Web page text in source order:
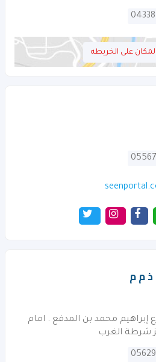
على الخريطه
ذ م م
إبراهيم محمد بن المدفع . امام
شرطة الغرب